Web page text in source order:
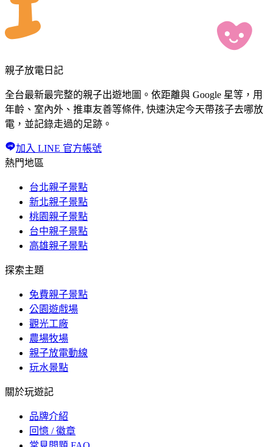
親子放電日記
全台最新最完整的親子出遊地圖。依距離與 Google 星等，用
年齡、室內外、推車友善等條件, 快速決定今天帶孩子去哪放
電，並記錄走過的足跡。
加入 LINE 官方帳號
熱門地區
台北親子景點
新北親子景點
桃園親子景點
台中親子景點
高雄親子景點
探索主題
免費親子景點
公園遊戲場
觀光工廠
農場牧場
親子放電動線
玩水景點
關於玩遊記
品牌介紹
回憶 / 徽章